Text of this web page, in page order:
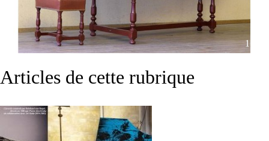
1 / 43
Articles de cette rubrique